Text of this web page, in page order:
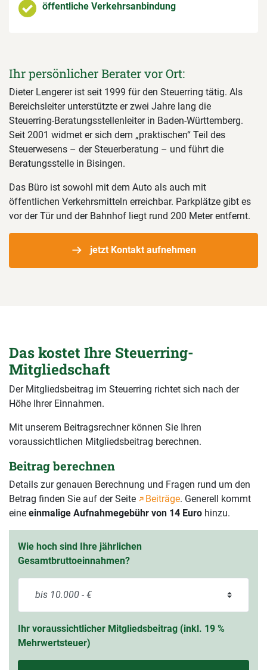
öffentliche Verkehrsanbindung
Ihr persönlicher Berater vor Ort:
Dieter Lengerer ist seit 1999 für den Steuerring tätig. Als
Bereichsleiter unterstützte er zwei Jahre lang die
Steuerring-Beratungsstellenleiter in Baden-Württemberg.
Seit 2001 widmet er sich dem „praktischen“ Teil des
Steuerwesens – der Steuerberatung – und führt die
Beratungsstelle in Bisingen.
Das Büro ist sowohl mit dem Auto als auch mit
öffentlichen Verkehrsmitteln erreichbar. Parkplätze gibt es
vor der Tür und der Bahnhof liegt rund 200 Meter entfernt.
jetzt Kontakt aufnehmen
Das kostet Ihre Steuerring-
Mitgliedschaft
Der Mitgliedsbeitrag im Steuerring richtet sich nach der
Höhe Ihrer Einnahmen.
Mit unserem Beitragsrechner können Sie Ihren
voraussichtlichen Mitgliedsbeitrag berechnen.
Beitrag berechnen
Details zur genauen Berechnung und Fragen rund um den
Betrag finden Sie auf der Seite
Beiträge. Generell kommt
eine einmalige Aufnahmegebühr von 14 Euro hinzu.
Wie hoch sind Ihre jährlichen
Gesamtbruttoeinnahmen?
Ihr voraussichtlicher Mitgliedsbeitrag (inkl. 19 %
Mehrwertsteuer)